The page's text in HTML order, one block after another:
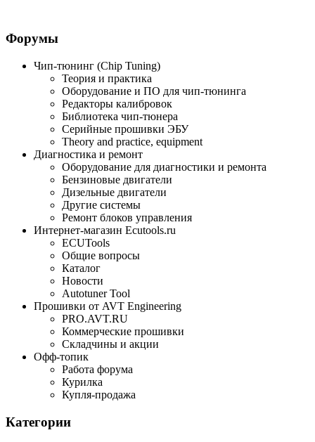
Форумы
Чип-тюнинг (Chip Tuning)
Теория и практика
Оборудование и ПО для чип-тюнинга
Редакторы калибровок
Библиотека чип-тюнера
Серийные прошивки ЭБУ
Theory and practice, equipment
Диагностика и ремонт
Оборудование для диагностики и ремонта
Бензиновые двигатели
Дизельные двигатели
Другие системы
Ремонт блоков управления
Интернет-магазин Ecutools.ru
ECUTools
Общие вопросы
Каталог
Новости
Autotuner Tool
Прошивки от AVT Engineering
PRO.AVT.RU
Коммерческие прошивки
Складчины и акции
Офф-топик
Работа форума
Курилка
Купля-продажа
Категории